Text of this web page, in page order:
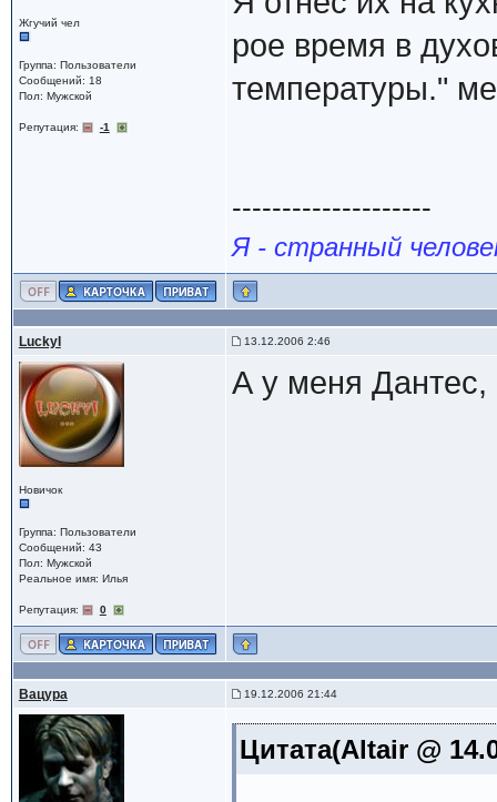
Жгучий чел
Группа: Пользователи
Сообщений: 18
Пол: Мужской
Репутация: -1
рое время в
температуры."
--------------------
Я - странный
LuckyI 13.12.2006 2:46
Новичок
Группа: Пользователи
Сообщений: 43
Пол: Мужской
Реальное имя: Илья
Репутация: 0
А у меня
Вацура 19.12.2006 21:44
Цитата(Altair @